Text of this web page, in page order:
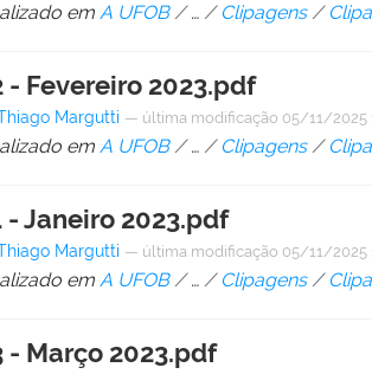
em A UFOB /…/ Clipagens /
- Fevereiro 2023.pdf
Margutti — última modificação 05/11/2025
em A UFOB /…/ Clipagens /
- Janeiro 2023.pdf
Margutti — última modificação 05/11/2025
em A UFOB /…/ Clipagens /
- Março 2023.pdf